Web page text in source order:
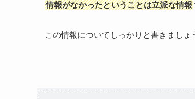
情報がなかったということは立派な情報
この情報についてしっかりと書きましょ